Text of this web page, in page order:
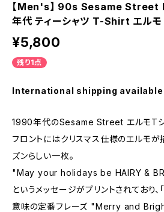
【Men's】 90s Sesame Street
年代 ティーシャツ T-Shirt エル
¥5,800
残り1点
International shipping available
1990年代のSesame Street エルモTシ
フロントにはクリスマス仕様のエルモが
ズンらしい一枚。
"May your holidays be HAIRY &
というメッセージがプリントされており、
意味の定番フレーズ "Merry and